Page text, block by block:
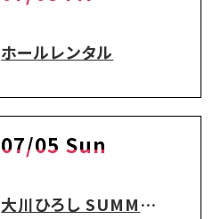
ホールレンタル
07/05 Sun
大川ひろし SUMMER LIVE in NARA